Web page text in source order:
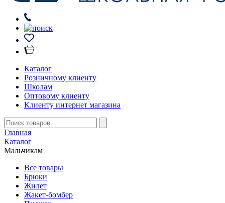
Каталог
Розничному клиенту
Школам
Оптовому клиенту
Клиенту интернет магазина
Главная
Каталог
Мальчикам
Все товары
Брюки
Жилет
Жакет-бомбер